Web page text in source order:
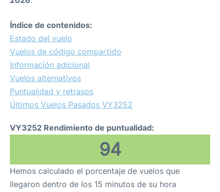
Índice de contenidos:
Estado del vuelo
Vuelos de código compartido
Información adicional
Vuelos alternativos
Puntualidad y retrasos
Últimos Vuelos Pasados VY3252
VY3252 Rendimiento de puntualidad:
94
Hemos calculado el porcentaje de vuelos que
llegaron dentro de los 15 minutos de su hora